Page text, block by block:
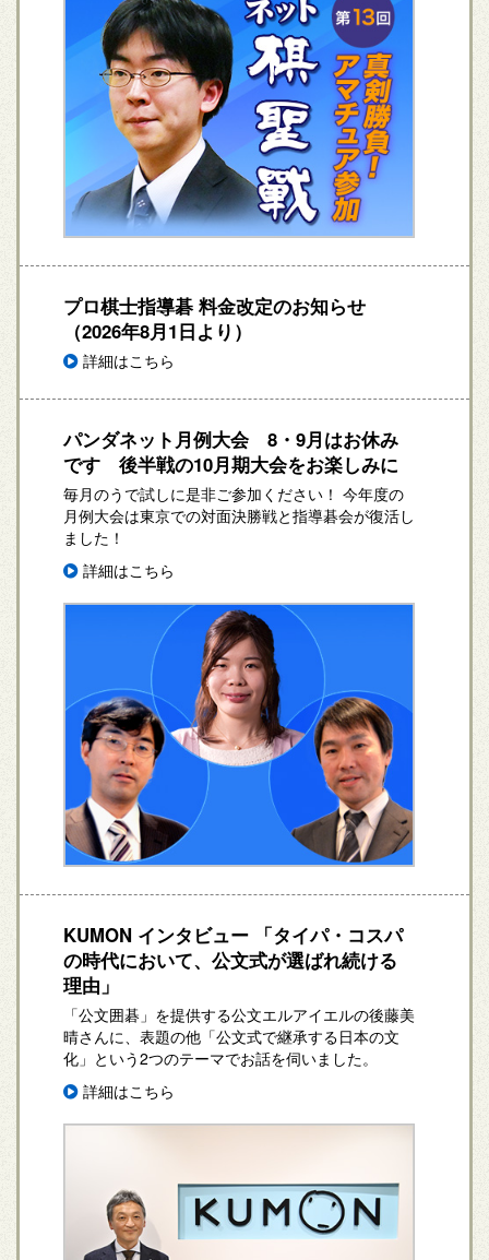
プロ棋士指導碁 料金改定のお知らせ
（2026年8月1日より）
詳細はこちら
パンダネット月例大会 8・9月はお休み
です 後半戦の10月期大会をお楽しみに
毎月のうで試しに是非ご参加ください！ 今年度の
月例大会は東京での対面決勝戦と指導碁会が復活し
ました！
詳細はこちら
KUMON インタビュー 「タイパ・コスパ
の時代において、公文式が選ばれ続ける
理由」
「公文囲碁」を提供する公文エルアイエルの後藤美
晴さんに、表題の他「公文式で継承する日本の文
化」という2つのテーマでお話を伺いました。
詳細はこちら